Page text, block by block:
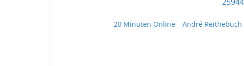
20 Minuten Online – André